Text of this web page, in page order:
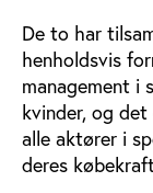
De to har
henholdsvis
management
kvinder, og
alle aktører i
deres